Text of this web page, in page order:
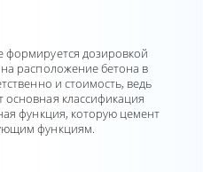
формируется дозировкой
расположение бетона в
и стоимость, ведь
классификация
функция, которую цемент
функциям.